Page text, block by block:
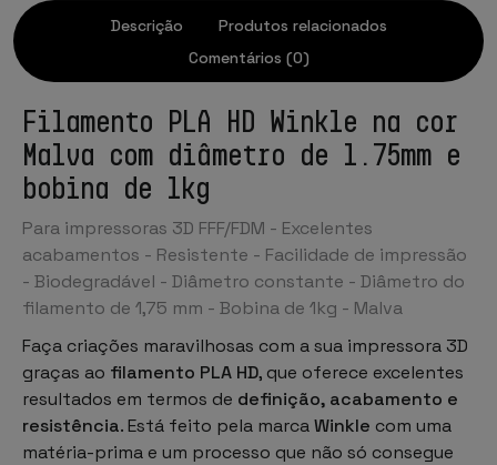
Descrição
Produtos relacionados
Comentários (0)
Filamento PLA HD Winkle na cor
Malva com diâmetro de 1.75mm e
bobina de 1kg
Para impressoras 3D FFF/FDM - Excelentes
acabamentos - Resistente - Facilidade de impressão
- Biodegradável - Diâmetro constante - Diâmetro do
filamento de 1,75 mm - Bobina de 1kg - Malva
Faça criações maravilhosas com a sua impressora 3D
graças ao filamento PLA HD, que oferece excelentes
resultados em termos de definição, acabamento e
resistência. Está feito pela marcaWinkle com uma
matéria-prima e um processo que não só consegue